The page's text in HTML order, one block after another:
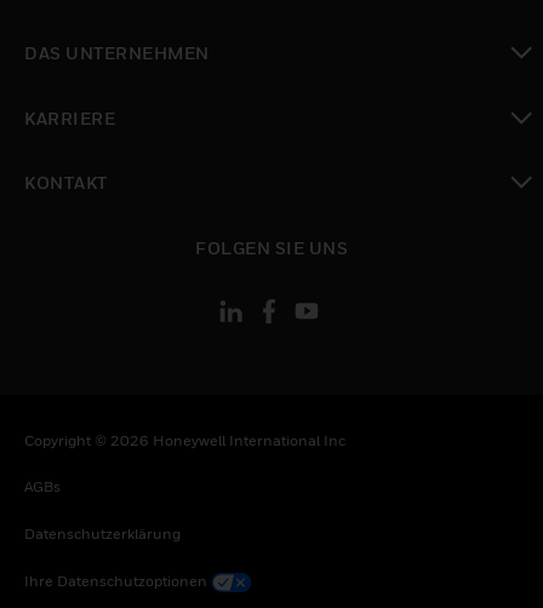
DAS UNTERNEHMEN
KARRIERE
KONTAKT
FOLGEN SIE UNS
Copyright © 2026 Honeywell International Inc
AGBs
Datenschutzerklärung
Ihre Datenschutzoptionen